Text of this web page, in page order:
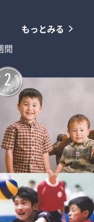
間
もっとみる
2